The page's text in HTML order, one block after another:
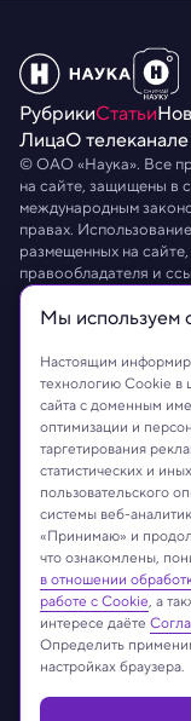
РубрикиСтатьи
ЛицаО телеканале
© ОАО «Наука». Все
на сайте, защищены в
международным
правах.
размещенных на
правообладателя и
направления
Обработка
Мы используем
Настоящим
технологию Cookie в
сайта с доменным
оптимизации и
таргетирования
статистических и
пользовательского
системы веб-
«Принимаю» и
что ознакомлены,
в отношении
работе с Cookie, а
интересе даёте
Определить
настройках браузера.